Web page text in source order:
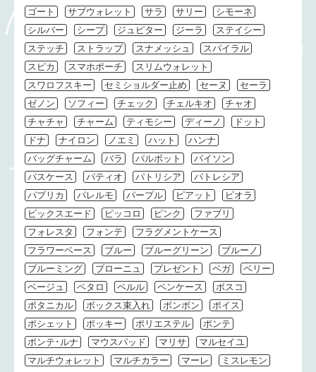
ゴート
サブウォレット サラ サリー
シモーネ
シルバー
シープ ジュピター ジーラ
ステイシー
ステッチ
ストラップ スナメッシュ
スパイラル
スピカ
スマホポーチ
スリムウォレット
スワロフスキー
セミショルダー止め セーヌ
セーラ
ゼノン
ソフィー チェック チェルキオ
チャオ
チャチャ
チャーム ティモシー ディーノ
ドット
ドナ
ナイロン ノエミ ハット
ハンナ
バッグチャーム
バラ バルボット
パイソン
パスケース
パティオ パトリシア
パトレシア
パプリカ
パレルモ パープル ピアット
ピオラ
ピックスエード
ピッコロ ピンク
ファブリ
フォレスタ
フォンテ
フラグメントケース
フラワーベース
ブルー ブルーグリーン
ブルーノ
ブルーミング
ブローニュ プレゼント ベガ
ベリー
ベージュ
ペタロ ペルル ペンケース
ボスコ
ボタニカル
ボックス束入れ ボンボン
ポイス
ポシェット
ポッキー ポリエステル
ポンテ
ポンテ･ルナ
マウスパッド マリサ
マルセイユ
マルチウォレット
マルチカラー マーレ
ミスレモン